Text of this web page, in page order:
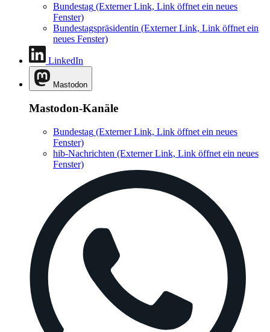
Bundestag (Externer Link, Link öffnet ein neues
Fenster)
Bundestagspräsidentin (Externer Link, Link öffnet ein
neues Fenster)
LinkedIn
Mastodon
Mastodon-Kanäle
Bundestag (Externer Link, Link öffnet ein neues
Fenster)
hib-Nachrichten (Externer Link, Link öffnet ein neues
Fenster)